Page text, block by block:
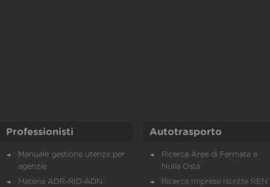
Professionisti
Manuale gestione utenze per
agenzie
Materia ADR-RID-ADN
Autotrasporto
Ricerca Aree di Fermata e
Nulla Osta
Ricerca Imprese Iscritte REN